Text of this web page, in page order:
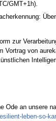
GMT+1h).
zur
von
an unsere
leben-so-